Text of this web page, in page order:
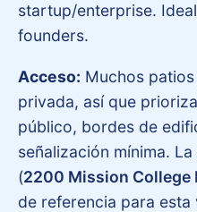
startup/enterprise.
founders.
Acceso: Muchos
privada, así que
público, bordes de
señalización mínima.
(2200 Mission College
de referencia para esta